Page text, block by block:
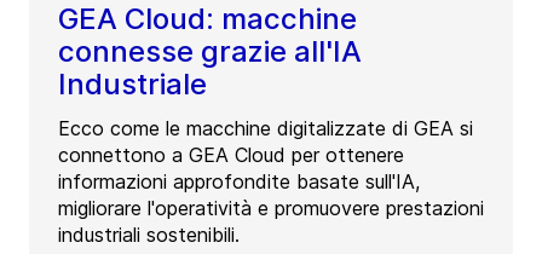
GEA Cloud: macchine
connesse grazie all'IA
Industriale
Ecco come le macchine digitalizzate di GEA si
connettono a GEA Cloud per ottenere
informazioni approfondite basate sull'IA,
migliorare l'operatività e promuovere prestazioni
industriali sostenibili.